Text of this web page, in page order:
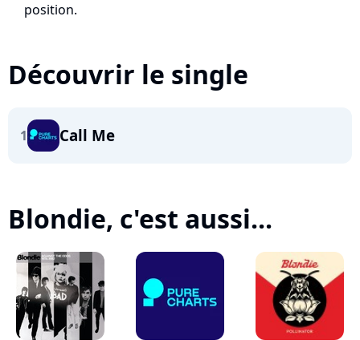
position.
Découvrir le single
1 Call Me
Blondie, c'est aussi...